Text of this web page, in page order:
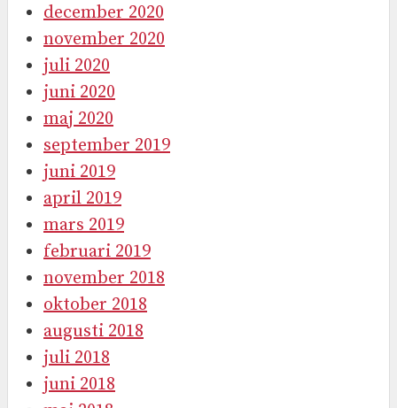
december 2020
november 2020
juli 2020
juni 2020
maj 2020
september 2019
juni 2019
april 2019
mars 2019
februari 2019
november 2018
oktober 2018
augusti 2018
juli 2018
juni 2018